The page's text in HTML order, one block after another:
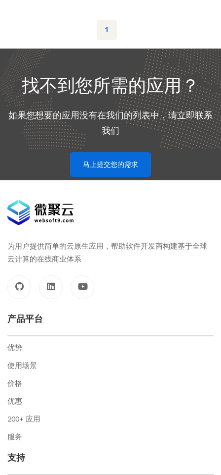
1
找不到您所需的应用？
如果您想要的应用没有在我们的列表中，请立即联系
我们
马上提交您的需求
为用户提供简单的云原生应用，帮助软件开发商构建基于全球
云计算的在线商业体系
产品平台
优势
使用场景
价格
优惠
200+ 应用
服务
支持